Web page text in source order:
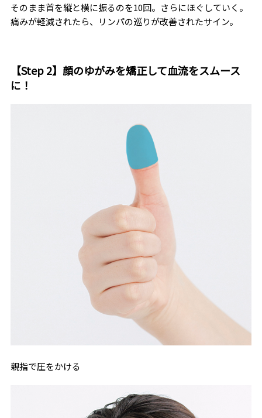
そのまま首を縦と横に振るのを10回。さらにほぐしていく。
痛みが軽減されたら、リンパの巡りが改善されたサイン。
【Step 2】顔のゆがみを矯正して血流をスムース
に！
親指で圧をかける